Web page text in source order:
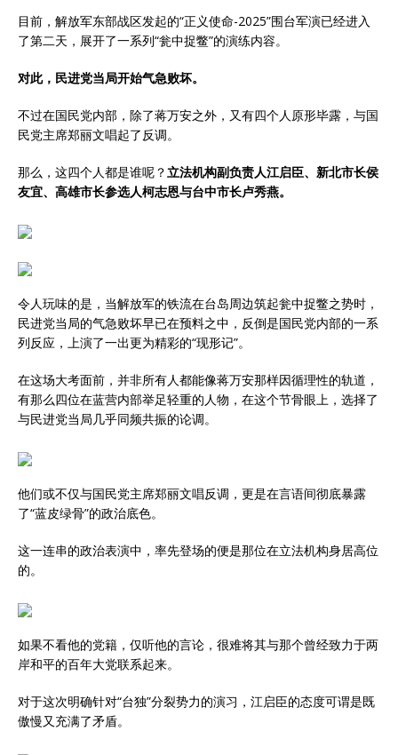
目前，解放军东部战区发起的“正义使命-2025”围台军演已经进入
了第二天，展开了一系列“瓮中捉鳖”的演练内容。
对此，民进党当局开始气急败坏。
不过在国民党内部，除了蒋万安之外，又有四个人原形毕露，与国
民党主席郑丽文唱起了反调。
那么，这四个人都是谁呢？立法机构副负责人江启臣、新北市长侯
友宜、高雄市长参选人柯志恩与台中市长卢秀燕。
令人玩味的是，当解放军的铁流在台岛周边筑起瓮中捉鳖之势时，
民进党当局的气急败坏早已在预料之中，反倒是国民党内部的一系
列反应，上演了一出更为精彩的“现形记”。
在这场大考面前，并非所有人都能像蒋万安那样因循理性的轨道，
有那么四位在蓝营内部举足轻重的人物，在这个节骨眼上，选择了
与民进党当局几乎同频共振的论调。
他们或不仅与国民党主席郑丽文唱反调，更是在言语间彻底暴露
了“蓝皮绿骨”的政治底色。
这一连串的政治表演中，率先登场的便是那位在立法机构身居高位
的。
如果不看他的党籍，仅听他的言论，很难将其与那个曾经致力于两
岸和平的百年大党联系起来。
对于这次明确针对“台独”分裂势力的演习，江启臣的态度可谓是既
傲慢又充满了矛盾。